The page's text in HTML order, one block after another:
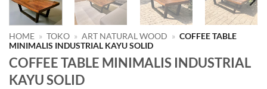
HOME » TOKO » ART NATURAL WOOD » COFFEE TABLE
MINIMALIS INDUSTRIAL KAYU SOLID
COFFEE TABLE MINIMALIS INDUSTRIAL
KAYU SOLID